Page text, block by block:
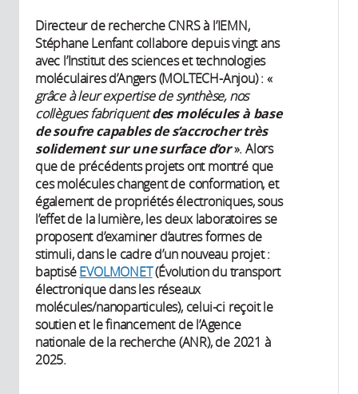
Directeur de recherche CNRS à l’IEMN,
Stéphane Lenfant collabore depuis vingt ans
avec l’Institut des sciences et technologies
moléculaires d’Angers (MOLTECH-Anjou) : «
grâce à leur expertise de synthèse, nos
collègues fabriquentdes molécules à base
de soufre capables de s’accrocher très
solidement sur une surface d’or». Alors
que de précédents projets ont montré que
ces molécules changent de conformation, et
également de propriétés électroniques, sous
l’effet de la lumière, les deux laboratoires se
proposent d’examiner d’autres formes de
stimuli, dans le cadre d’un nouveau projet :
baptiséEVOLMONET(Évolution du transport
électronique dans les réseaux
molécules/nanoparticules), celui-ci reçoit le
soutien et le financement de l’Agence
nationale de la recherche (ANR), de 2021 à
2025.